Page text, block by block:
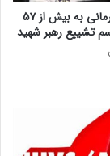
ارائه خدمات درمانی به بیش از ۵۷
تشییع رهبر شهید